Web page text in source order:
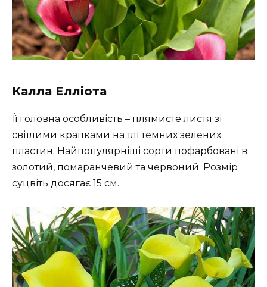
Калла Елліота
Її головна особливість – плямисте листя зі
світлими крапками на тлі темних зелених
пластин. Найпопулярніші сорти пофарбовані в
золотий, помаранчевий та червоний. Розмір
суцвіть досягає 15 см.